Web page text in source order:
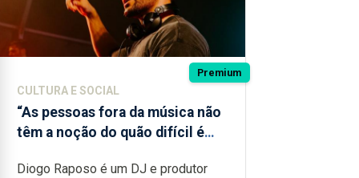
Premium
CULTURA E SOCIAL
“As pessoas fora da música não
têm a noção do quão difícil é
Diogo Raposo é um DJ e produtor